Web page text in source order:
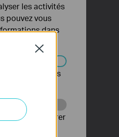
Close
les activités
pouvez vous
dans
être désactivés
pour améliorer